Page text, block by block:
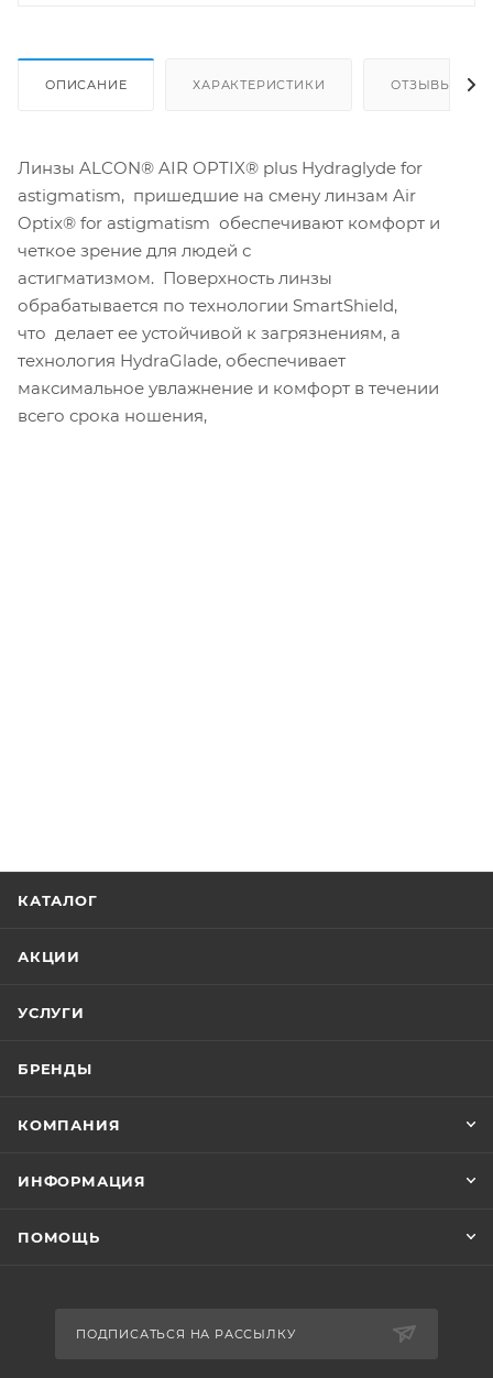
ОПИСАНИЕ ХАРАКТЕРИСТИКИ ОТЗЫВЫ
Линзы ALCON® AIR OPTIX® plus Hydraglyde for
astigmatism, пришедшие на смену линзам Air
Optix® for astigmatism обеспечивают комфорт и
четкое зрение для людей с
астигматизмом. Поверхность линзы
обрабатывается по технологии SmartShield,
что делает ее устойчивой к загрязнениям, а
технология HydraGlade, обеспечивает
максимальное увлажнение и комфорт в течении
всего срока ношения,
КАТАЛОГ
АКЦИИ
УСЛУГИ
БРЕНДЫ
КОМПАНИЯ
ИНФОРМАЦИЯ
ПОМОЩЬ
ПОДПИСАТЬСЯ НА РАССЫЛКУ